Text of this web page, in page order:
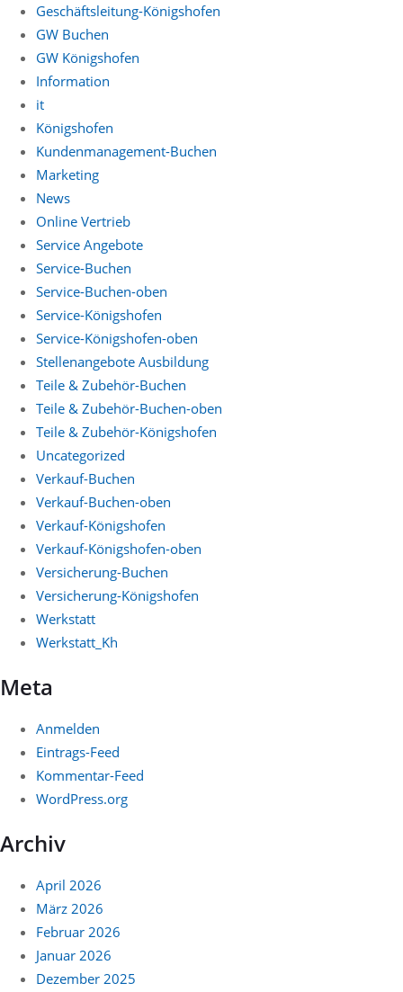
Geschäftsleitung-Königshofen
GW Buchen
GW Königshofen
Information
it
Königshofen
Kundenmanagement-Buchen
Marketing
News
Online Vertrieb
Service Angebote
Service-Buchen
Service-Buchen-oben
Service-Königshofen
Service-Königshofen-oben
Stellenangebote Ausbildung
Teile & Zubehör-Buchen
Teile & Zubehör-Buchen-oben
Teile & Zubehör-Königshofen
Uncategorized
Verkauf-Buchen
Verkauf-Buchen-oben
Verkauf-Königshofen
Verkauf-Königshofen-oben
Versicherung-Buchen
Versicherung-Königshofen
Werkstatt
Werkstatt_Kh
Meta
Anmelden
Eintrags-Feed
Kommentar-Feed
WordPress.org
Archiv
April 2026
März 2026
Februar 2026
Januar 2026
Dezember 2025